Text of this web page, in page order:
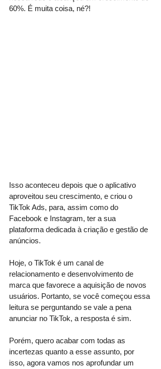
60%. É muita coisa, né?!
Isso aconteceu depois que o aplicativo
aproveitou seu crescimento, e criou o
TikTok Ads, para, assim como do
Facebook e Instagram, ter a sua
plataforma dedicada à criação e gestão de
anúncios.
Hoje, o TikTok é um canal de
relacionamento e desenvolvimento de
marca que favorece a aquisição de novos
usuários. Portanto, se você começou essa
leitura se perguntando se vale a pena
anunciar no TikTok, a resposta é sim.
Porém, quero acabar com todas as
incertezas quanto a esse assunto, por
isso, agora vamos nos aprofundar um